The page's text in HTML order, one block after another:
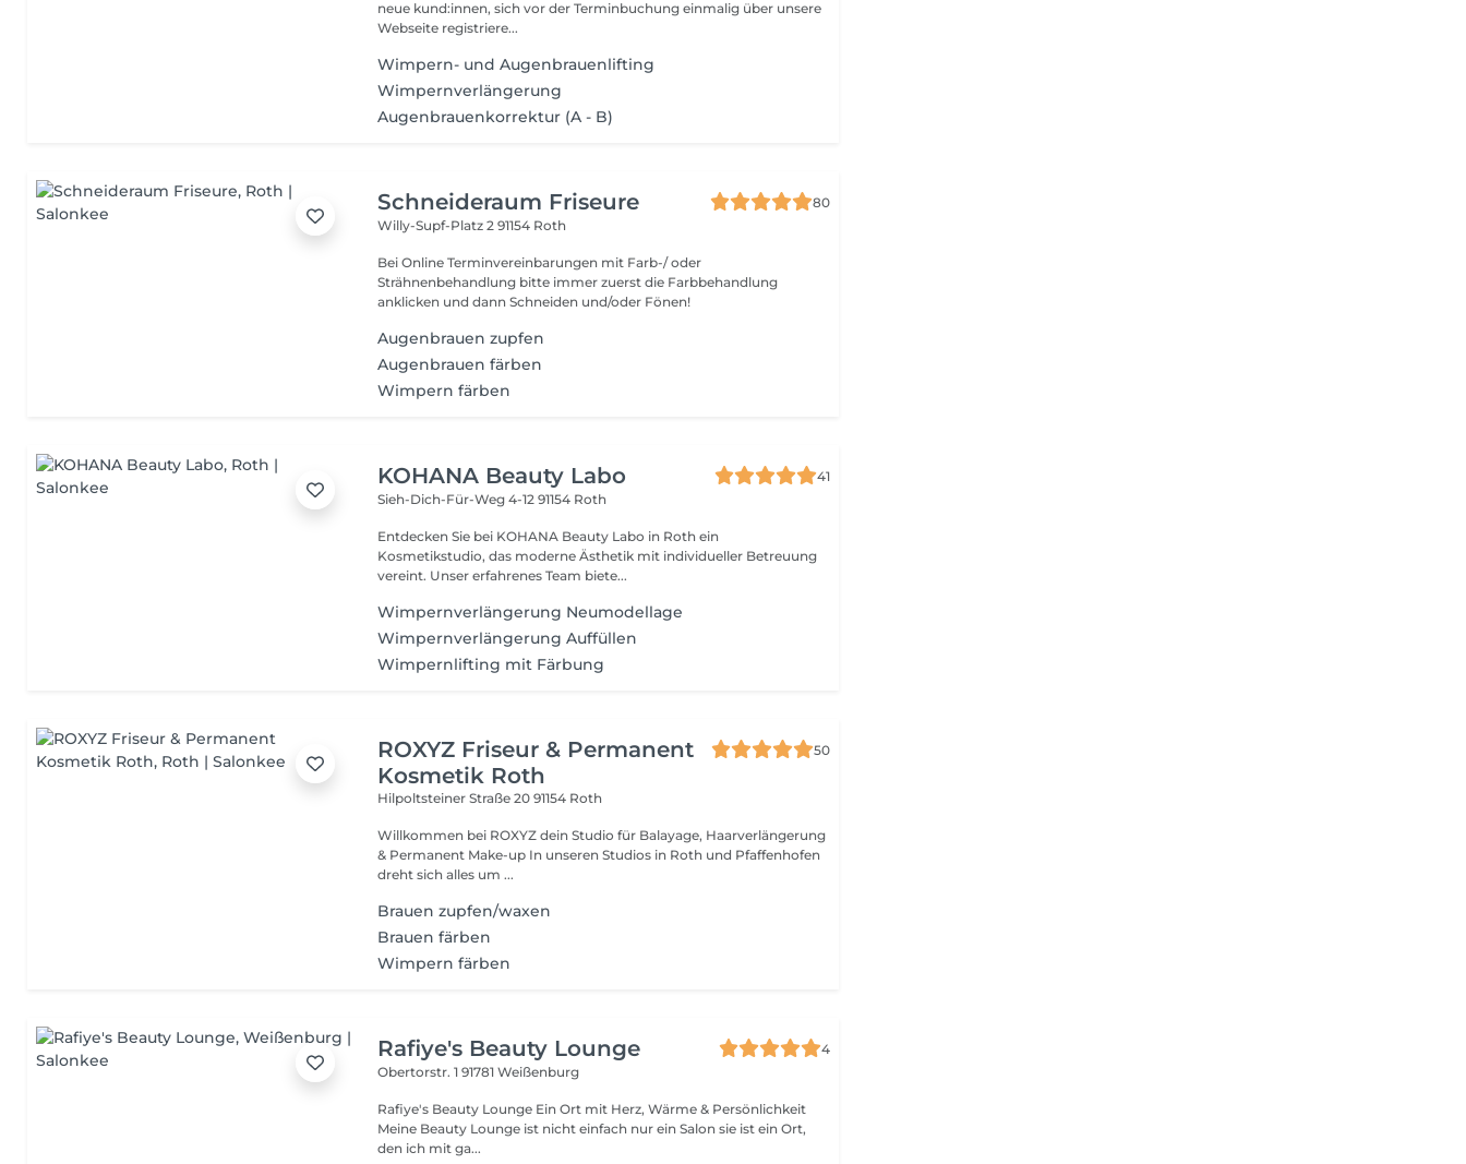
neue kund:innen, sich vor der Terminbuchung einmalig über unsere
Webseite registriere...
Wimpern- und Augenbrauenlifting
Wimpernverlängerung
Augenbrauenkorrektur (A - B)
Schneideraum Friseure
80
Willy-Supf-Platz 291154 Roth
Bei Online Terminvereinbarungen mit Farb-/ oder
Strähnenbehandlung bitte immer zuerst die Farbbehandlung
anklicken und dann Schneiden und/oder Fönen!
Augenbrauen zupfen
Augenbrauen färben
Wimpern färben
KOHANA Beauty Labo
41
Sieh-Dich-Für-Weg 4-1291154 Roth
Entdecken Sie bei KOHANA Beauty Labo in Roth ein
Kosmetikstudio, das moderne Ästhetik mit individueller Betreuung
vereint. Unser erfahrenes Team biete...
Wimpernverlängerung Neumodellage
Wimpernverlängerung Auffüllen
Wimpernlifting mit Färbung
ROXYZ Friseur & Permanent
Kosmetik Roth
50
Hilpoltsteiner Straße 2091154 Roth
Willkommen bei ROXYZ dein Studio für Balayage, Haarverlängerung
& Permanent Make-up In unseren Studios in Roth und Pfaffenhofen
dreht sich alles um ...
Brauen zupfen/waxen
Brauen färben
Wimpern färben
Rafiye's Beauty Lounge
4
Obertorstr. 191781 Weißenburg
Rafiye's Beauty Lounge Ein Ort mit Herz, Wärme & Persönlichkeit
Meine Beauty Lounge ist nicht einfach nur ein Salon sie ist ein Ort,
den ich mit ga...